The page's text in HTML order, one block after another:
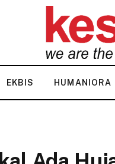
EKBIS HUMANIORA